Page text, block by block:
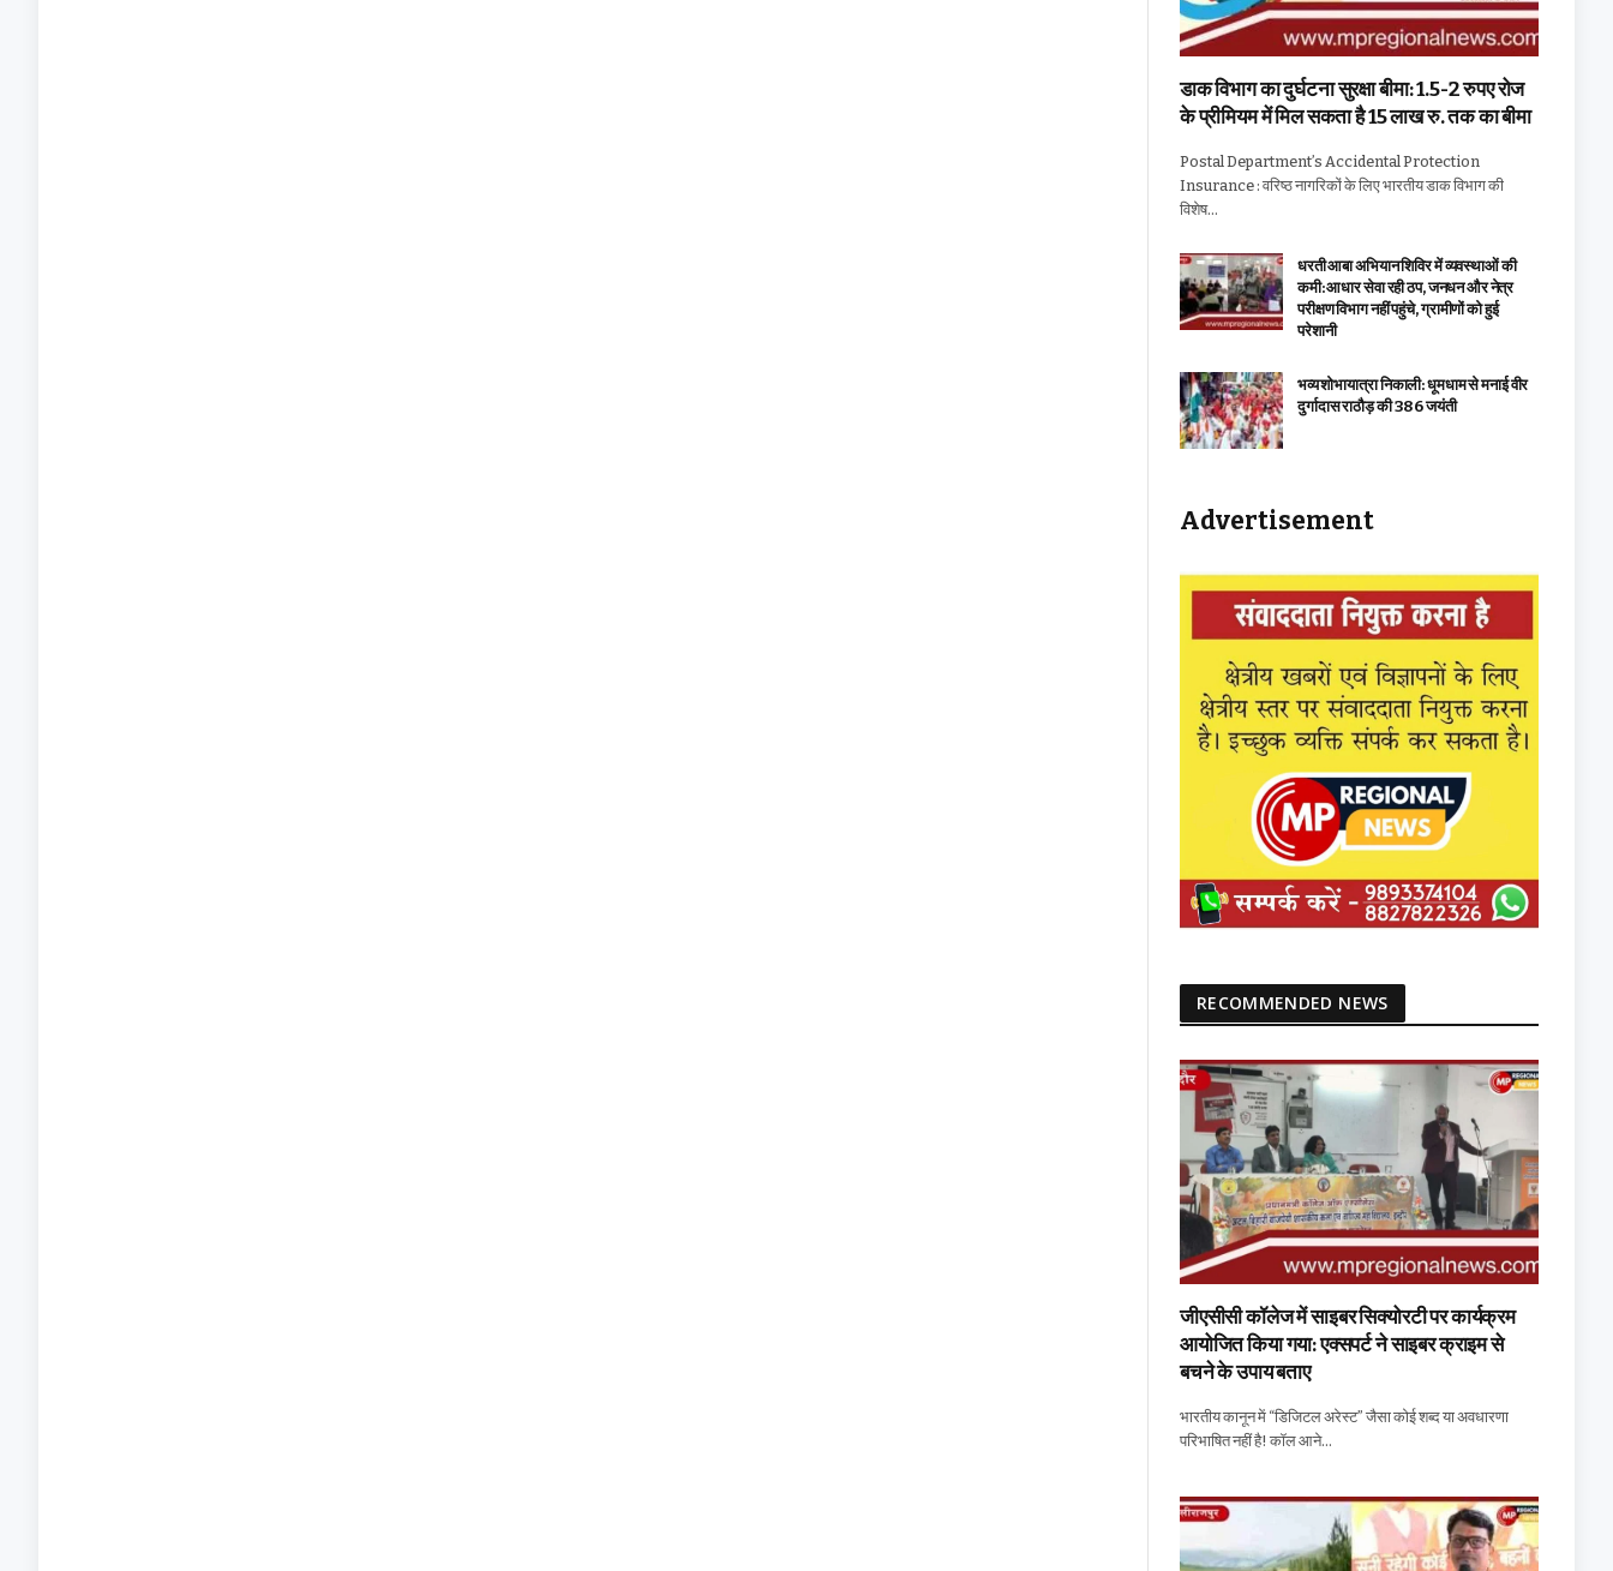
डाक विभाग का दुर्घटना सुरक्षा बीमा: 1.5-2 रुपए रोज
के प्रीमियम में मिल सकता है 15 लाख रु. तक का बीमा
Postal Department’s Accidental Protection
Insurance : वरिष्ठ नागरिकों के लिए भारतीय डाक विभाग की
विशेष…
धरती आबा अभियान शिविर में व्यवस्थाओं की
कमी: आधार सेवा रही ठप, जनधन और नेत्र
परीक्षण विभाग नहीं पहुंचे, ग्रामीणों को हुई
परेशानी
भव्य शोभायात्रा निकाली: धूमधाम से मनाई वीर
दुर्गादास राठौड़ की 386 जयंती
Advertisement
RECOMMENDED NEWS
जीएसीसी कॉलेज में साइबर सिक्योरटी पर कार्यक्रम
आयोजित किया गया: एक्सपर्ट ने साइबर क्राइम से
बचने के उपाय बताए
भारतीय कानून में “डिजिटल अरेस्ट” जैसा कोई शब्द या अवधारणा
परिभाषित नहीं है! कॉल आने…